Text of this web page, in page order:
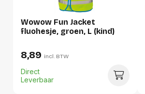
Per stuk
Wowow Fun Jacket
fluohesje, groen, L (kind)
8,89 incl. BTW
Direct
Leverbaar